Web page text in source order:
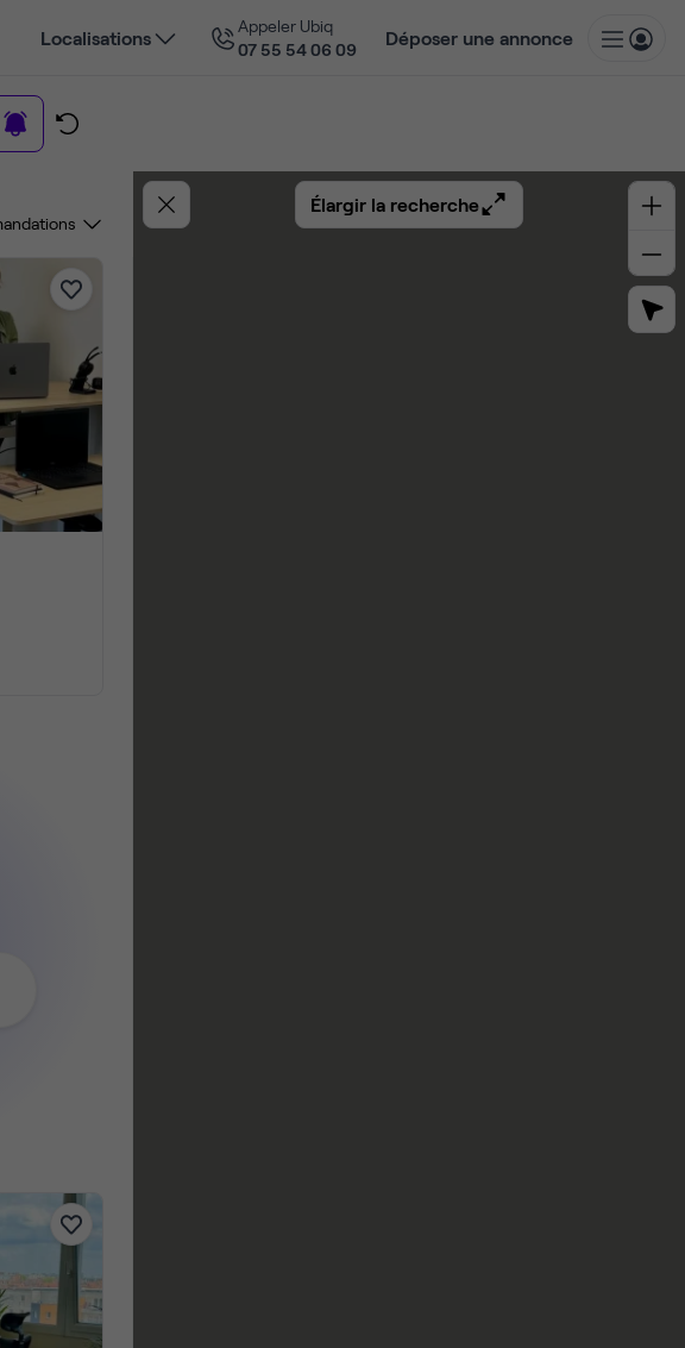
Localisations
Appeler Ubiq
07 55 54 06 09
Déposer une annonce
Élargir la recherche